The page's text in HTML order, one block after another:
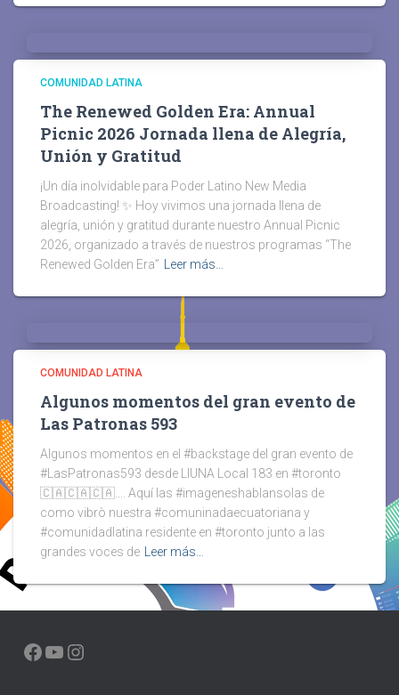
COMUNIDAD LATINA
The Renewed Golden Era: Annual
Picnic 2026 Jornada llena de Alegría,
Unión y Gratitud
¡Un día inolvidable para Poder Latino New Media
Broadcasting! ✨ Hoy vivimos una jornada llena de
alegría, unión y gratitud durante nuestro Annual Picnic
2026, organizado a través de nuestros programas “The
Renewed Golden Era”
Leer más…
COMUNIDAD LATINA
Algunos momentos del gran evento de
Las Patronas 593
Algunos momentos en el #backstage del gran evento de
#LasPatronas593 desde LIUNA Local 183 en #toronto
🇨🇦🇨🇦🇨🇦…. Aquí las #imageneshablansolas de
como vibrò nuestra #comuninadaecuatoriana y
#comunidadlatina residente en #toronto junto a las
grandes voces de
Leer más…
FACEBOOK YOUTUBE